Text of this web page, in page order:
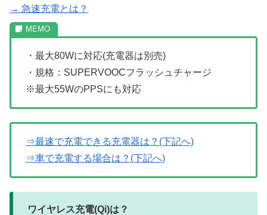
→ 急速充電とは？
・最大80Wに対応(充電器は別売)
・規格：SUPERVOOCフラッシュチャージ
※最大55WのPPSにも対応
⇒最速で充電できる充電器は？(下記へ)
⇒車で充電する場合は？(下記へ)
ワイヤレス充電(Qi)は？